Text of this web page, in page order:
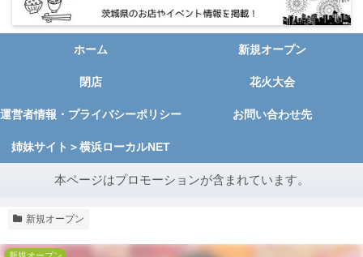
ホーム 新規オープン
閉店 花火大会
運営者情報・プライバシーポリシー お問い合わせ先
姉妹サイト＞横浜ローカルNET
本ページはプロモーションが含まれています。
新規オープン